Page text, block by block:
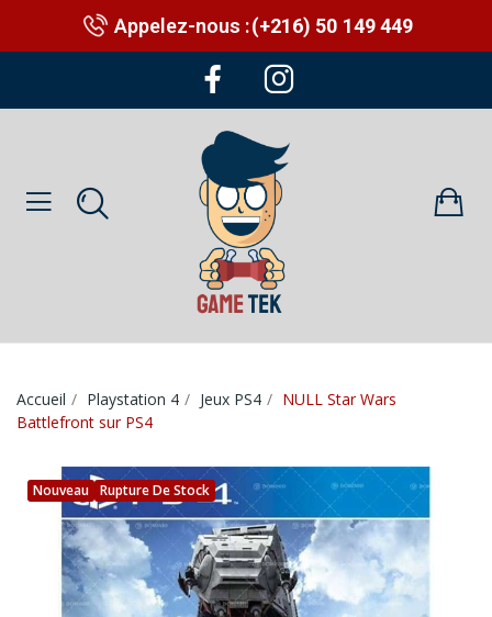
Appelez-nous :(+216) 50 149 449
Accueil Playstation 4 Jeux PS4
NULL Star Wars
Battlefront sur PS4
Nouveau Rupture De Stock